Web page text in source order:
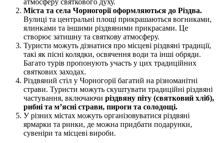
Міста та села Чорногорії оформляються до Різдва.
Вулиці та центральні площі прикрашаються вогниками,
ялинками та іншими різдвяними прикрасами. Це
створює затишну та святкову атмосферу.
Туристи можуть дізнатися про місцеві різдвяні традиції,
такі як пісні колядки, освячення води та інші обряди.
Багато турів пропонують участь у цих традиційних
святкових заходах.
Різдвяний стіл у Чорногорії багатий на різноманітні
страви. Туристи можуть скуштувати традиційні різдвяні
частування, включаючи різдвяну піту (святковий хліб),
рибні та м’ясні страви, пироги та солодощі.
У різних містах можуть організовуватися різдвяні
ярмарки та ринки, де можна придбати подарунки,
сувеніри та місцеві вироби.